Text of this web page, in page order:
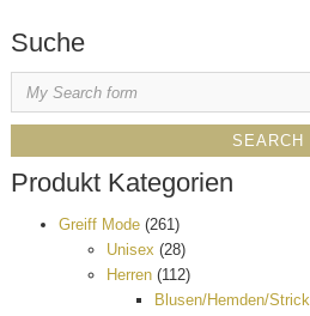
Suche
Produkt Kategorien
Greiff Mode (261)
Unisex (28)
Herren (112)
Blusen/Hemden/Strick